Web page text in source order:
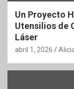
Un Proyecto
Utensilios de
Láser
abril 1, 2026